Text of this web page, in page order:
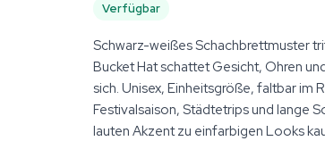
Verfügbar
Schwarz-weißes Schachbrettmuster
Bucket Hat schattet Gesicht, Ohren
sich. Unisex, Einheitsgröße, faltbar im
Festivalsaison, Städtetrips und lange
lauten Akzent zu einfarbigen Looks